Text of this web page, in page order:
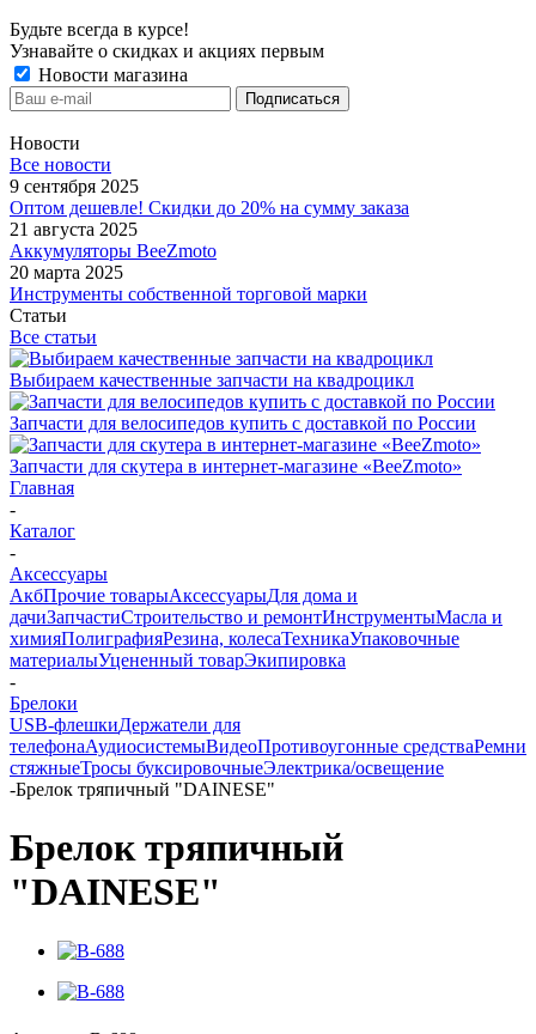
Будьте всегда в курсе!
Узнавайте о скидках и акциях первым
Новости магазина
Новости
Все новости
9 сентября 2025
Оптом дешевле! Скидки до 20% на сумму заказа
21 августа 2025
Аккумуляторы BeeZmoto
20 марта 2025
Инструменты собственной торговой марки
Статьи
Все статьи
Выбираем качественные запчасти на квадроцикл
Запчасти для велосипедов купить с доставкой по России
Запчасти для скутера в интернет-магазине «BeeZmoto»
Главная
-
Каталог
-
Аксессуары
АкбПрочие товарыАксессуарыДля дома и
дачиЗапчастиСтроительство и ремонтИнструментыМасла и
химияПолиграфияРезина, колесаТехникаУпаковочные
материалыУцененный товарЭкипировка
-
Брелоки
USB-флешкиДержатели для
телефонаАудиосистемыВидеоПротивоугонные средстваРемни
стяжныеТросы буксировочныеЭлектрика/освещение
-Брелок тряпичный "DAINESE"
Брелок тряпичный
"DAINESE"